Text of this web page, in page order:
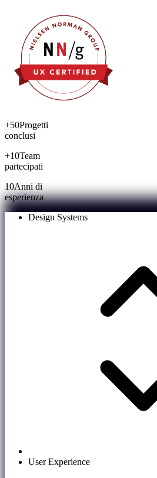
+50Progetti
conclusi
+10Team
partecipati
10Anni di
esperienza
Design Systems
User Experience